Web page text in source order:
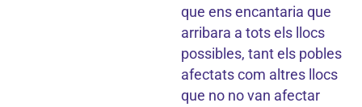
que ens encantaria que
arribara a tots els llocs
possibles, tant els pobles
afectats com altres llocs
que no no van afectar